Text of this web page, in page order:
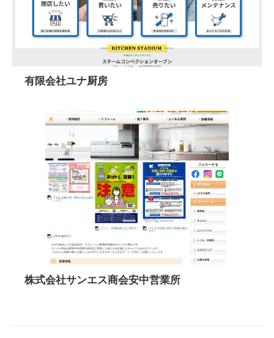
有限会社ユナ厨房
株式会社サンエス商会安中営業所